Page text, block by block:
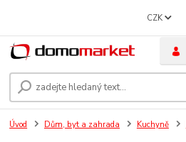
CZK
Úvod Dům, byt a zahrada Kuchyně